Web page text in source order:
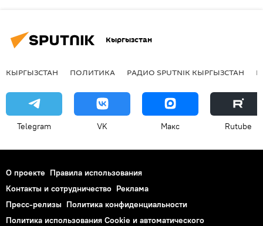
Кыргызстан
КЫРГЫЗСТАН ПОЛИТИКА РАДИО SPUTNIK КЫРГЫЗСТАН
Telegram VK Макс Rutube
О проекте Правила использования
Контакты и сотрудничество Реклама
Пресс-релизы Политика конфиденциальности
Политика использования Cookie и автоматического